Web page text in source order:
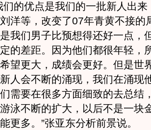
的优点是我们的一批新人出来
洋等，改变了07年青黄不接的
我们男子比预想得还好一点，
的差距。因为他们都很年轻，
望更大，成绩会更好。但是世
人会不断的涌现，我们在涌现
需要在很多方面细致的去总结
泳不断的扩大，以后不是一块
更多。”张亚东分析前景说。